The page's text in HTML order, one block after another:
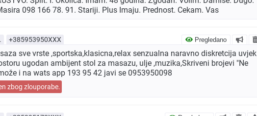
098 166 78. 91. Stariji. Plus Imaju. Prednost. Cekam. Vas
+385953950XXX Pregledano
sve vrste ,sportska,klasicna,relax senzualna naravno diskretcija uvjek
ugodan ambijent stol za masazu, ulje ,muzika,Skriveni brojevi "Ne
i na wats app 193 95 42 javi se 0953950098
zbog zlouporabe.